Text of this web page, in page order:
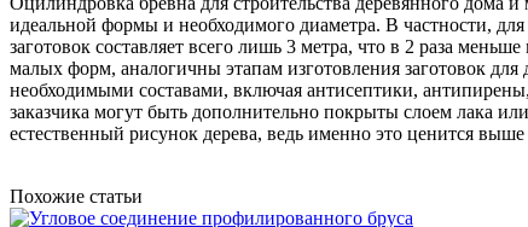
идеальной формы и необходимого диаметра. В частности,
заготовок составляет всего лишь 3 метра, что в 2 раза
малых форм, аналогичны этапам изготовления заготовок
необходимыми составами, включая антисептики,
заказчика могут быть дополнительно покрыты слоем лака
естественный рисунок дерева, ведь именно это ценится выше
Похожие статьи